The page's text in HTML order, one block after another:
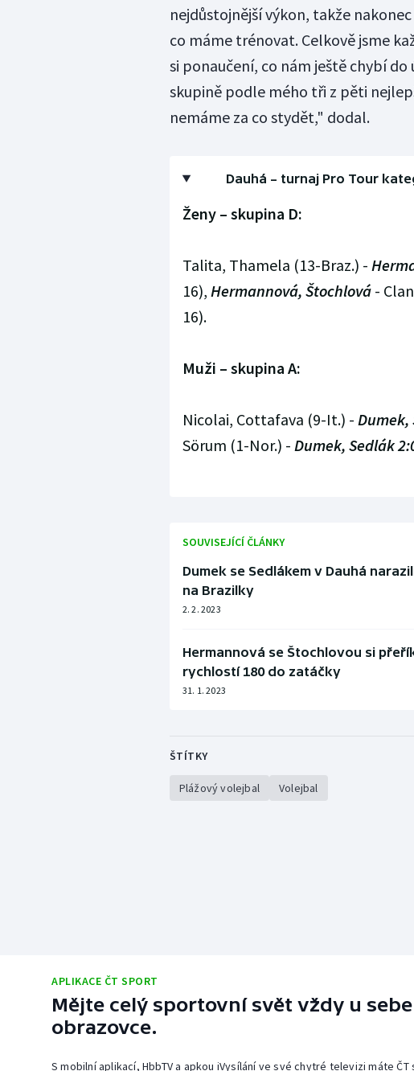
nejdůstojnější výkon, takže
co máme trénovat. Celkově jsme
si ponaučení, co nám ještě chybí
skupině podle mého tři z pěti
nemáme za co stydět," dodal.
Dauhá – turnaj Pro Tour
Ženy – skupina D:
Talita, Thamela (13-Braz.) -
16), Hermannová, Štochlová-
16).
Muži – skupina A:
Nicolai, Cottafava (9-It.) - Dumek,
Sörum (1-Nor.) - Dumek, Sedlák
SOUVISEJÍCÍ ČLÁNKY
Dumek se Sedlákem v Dauhá
na Brazilky
2. 2. 2023
Hermannová se Štochlovou si
rychlostí 180 do zatáčky
31. 1. 2023
ŠTÍTKY
Plážový volejbal Volejbal
APLIKACE ČT SPORT
Mějte celý sportovní svět vždy u
obrazovce.
S mobilní aplikací, HbbTV a apkou iVysílání ve své chytré televizi máte